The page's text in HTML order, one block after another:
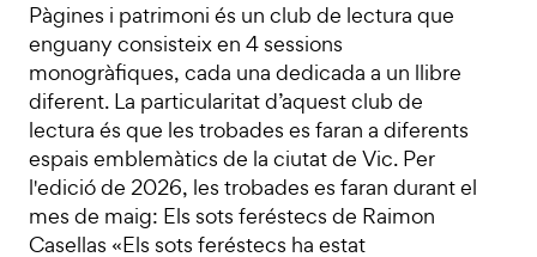
Pàgines i patrimoni és un club de lectura que
enguany consisteix en 4 sessions
monogràfiques, cada una dedicada a un llibre
diferent. La particularitat d’aquest club de
lectura és que les trobades es faran a diferents
espais emblemàtics de la ciutat de Vic. Per
l'edició de 2026, les trobades es faran durant el
mes de maig: Els sots feréstecs de Raimon
Casellas «Els sots feréstecs ha estat